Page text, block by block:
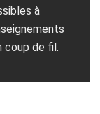
à
coup de fil.